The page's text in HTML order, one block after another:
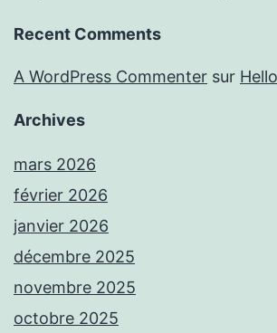
Recent Comments
A WordPress Commenter sur
Archives
mars 2026
février 2026
janvier 2026
décembre 2025
novembre 2025
octobre 2025